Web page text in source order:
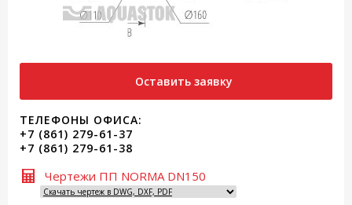
Оставить заявку
ТЕЛЕФОНЫ ОФИСА:
+7 (861) 279-61-37
+7 (861) 279-61-38
Чертежи ПП NORMA DN150